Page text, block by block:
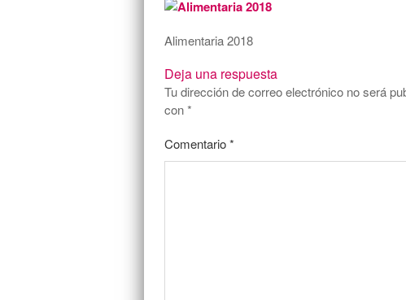
Alimentaria 2018
Deja una respuesta
Tu dirección de correo electrónico no será
con*
Comentario*